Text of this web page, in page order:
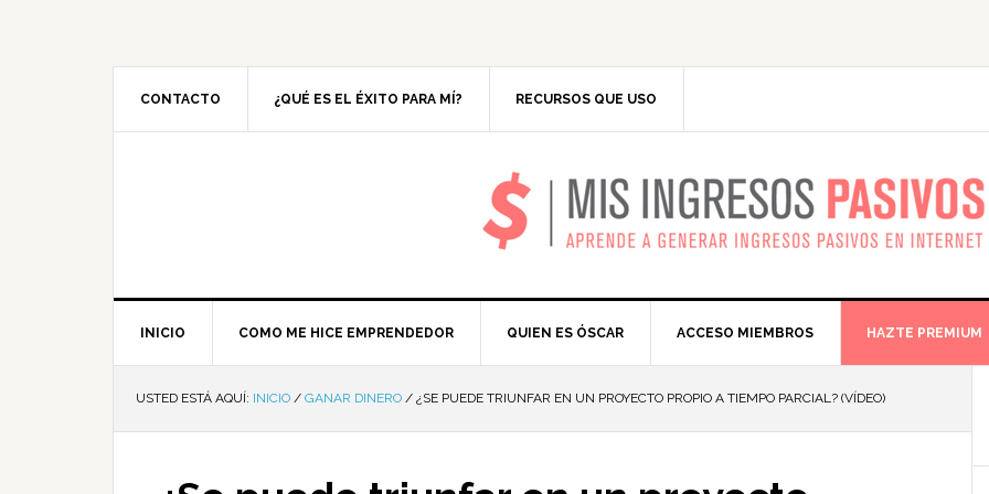
CONTACTO ¿QUÉ ES EL ÉXITO PARA MÍ? RECURSOS QUE USO
MIS INGRESOS
INICIO COMO ME HICE EMPRENDEDOR QUIEN ES ÓSCAR ACCESO MIEMBROS HAZTE PREMIUM
USTED ESTÁ AQUÍ: INICIO / GANAR DINERO / ¿SE PUEDE TRIUNFAR EN UN PROYECTO PROPIO A TIEMPO PARCIAL? (VÍDEO)